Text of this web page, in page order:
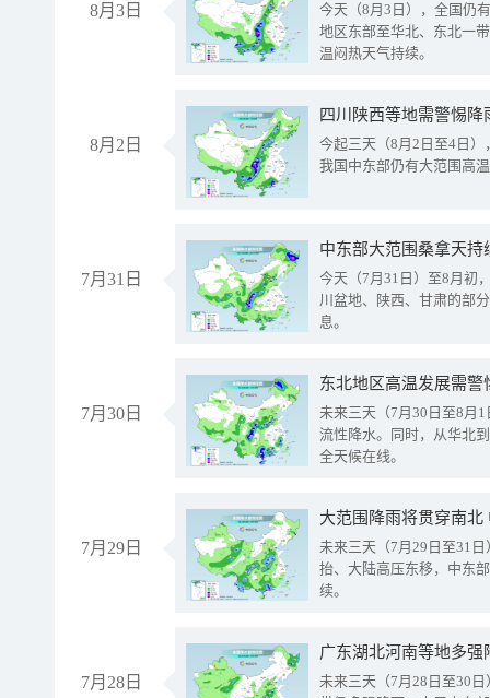
8月3日
今天（8月3日），全国仍
地区东部至华北、东北一
温闷热天气持续。
8月2日
今起三天（8月2日至4日
我国中东部仍有大范围高
7月31日
中东部大范围桑拿天
今天（7月31日）至8月初
川盆地、陕西、甘肃的部
息。
7月30日
东北地区高温发展需
未来三天（7月30日至8月
流性降水。同时，从华北
全天候在线。
7月29日
大范围降雨将贯穿南
未来三天（7月29日至31
抬、大陆高压东移，中东
续。
7月28日
广东湖北河南等地多
未来三天（7月28日至30